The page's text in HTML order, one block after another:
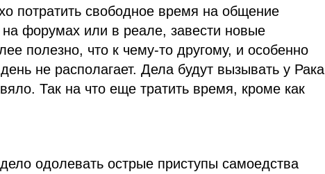
потратить свободное время на общение
форумах или в реале, завести новые
полезно, что к чему-то другому, и особенно
не располагает. Дела будут вызывать у Рака
Так на что еще тратить время, кроме как
одолевать острые приступы самоедства